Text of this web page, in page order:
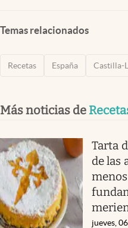
Temas relacionados
Recetas España Castilla-
Más noticias de
Tarta
de las
menos
jueves,